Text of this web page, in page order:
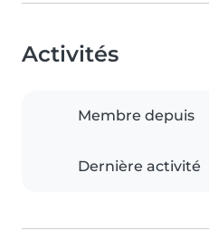
Activités
Membre depuis
Dernière activité